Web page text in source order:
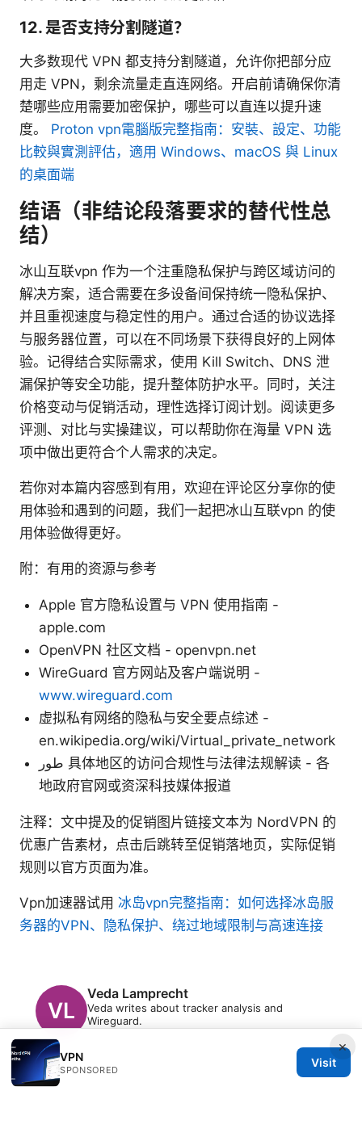
12. 是否支持分割隧道？
大多数现代 VPN 都支持分割隧道，允许你把部分应
用走 VPN，剩余流量走直连网络。开启前请确保你清
楚哪些应用需要加密保护，哪些可以直连以提升速
度。 Proton vpn電腦版完整指南：安裝、設定、功能
比較與實測評估，適用 Windows、macOS 與 Linux
的桌面端
结语（非结论段落要求的替代性总
结）
冰山互联vpn 作为一个注重隐私保护与跨区域访问的
解决方案，适合需要在多设备间保持统一隐私保护、
并且重视速度与稳定性的用户。通过合适的协议选择
与服务器位置，可以在不同场景下获得良好的上网体
验。记得结合实际需求，使用 Kill Switch、DNS 泄
漏保护等安全功能，提升整体防护水平。同时，关注
价格变动与促销活动，理性选择订阅计划。阅读更多
评测、对比与实操建议，可以帮助你在海量 VPN 选
项中做出更符合个人需求的决定。
若你对本篇内容感到有用，欢迎在评论区分享你的使
用体验和遇到的问题，我们一起把冰山互联vpn 的使
用体验做得更好。
附：有用的资源与参考
Apple 官方隐私设置与 VPN 使用指南 -
apple.com
OpenVPN 社区文档 - openvpn.net
WireGuard 官方网站及客户端说明 -
www.wireguard.com
虚拟私有网络的隐私与安全要点综述 -
en.wikipedia.org/wiki/Virtual_private_network
طور 具体地区的访问合规性与法律法规解读 - 各
地政府官网或资深科技媒体报道
注释：文中提及的促销图片链接文本为 NordVPN 的
优惠广告素材，点击后跳转至促销落地页，实际促销
规则以官方页面为准。
Vpn加速器试用 冰岛vpn完整指南：如何选择冰岛服
务器的VPN、隐私保护、绕过地域限制与高速连接
Veda Lamprecht
Veda writes about tracker analysis and
Wireguard.
×
VPN
SPONSORED
Visit